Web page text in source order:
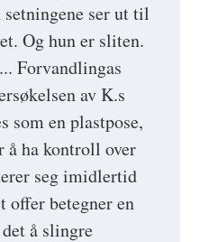
ser ut til
Og hun er sliten.
Forvandlingas
av K.s
som en plastpose,
ha kontroll over
seg imidlertid
offer betegner en
å slingre